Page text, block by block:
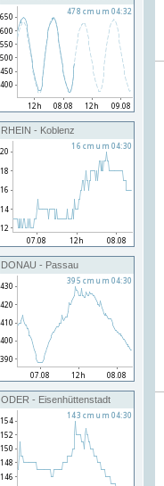
RHEIN - Koblenz
DONAU - Passau
ODER - Eisenhüttenstadt